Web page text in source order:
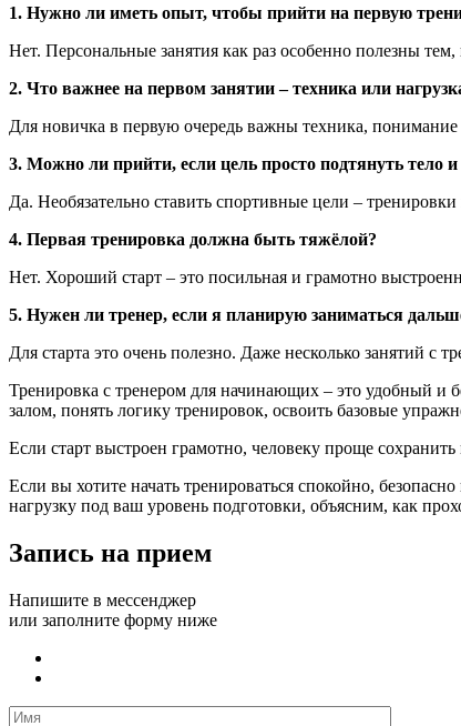
1. Нужно ли иметь опыт, чтобы прийти на первую
Нет. Персональные занятия как раз особенно полезны тем,
2. Что важнее на первом занятии – техника или
Для новичка в первую очередь важны техника,
3. Можно ли прийти, если цель просто подтянуть тело
Да. Необязательно ставить спортивные цели –
4. Первая тренировка должна быть тяжёлой?
Нет. Хороший старт – это посильная и грамотно
5. Нужен ли тренер, если я планирую заниматься
Для старта это очень полезно. Даже несколько занятий с
Тренировка с тренером для начинающих – это удобный и
залом, понять логику тренировок, освоить базовые
Если старт выстроен грамотно, человеку проще
Если вы хотите начать тренироваться спокойно,
нагрузку под ваш уровень подготовки, объясним, как
Запись на прием
Напишите в мессенджер
или заполните форму ниже